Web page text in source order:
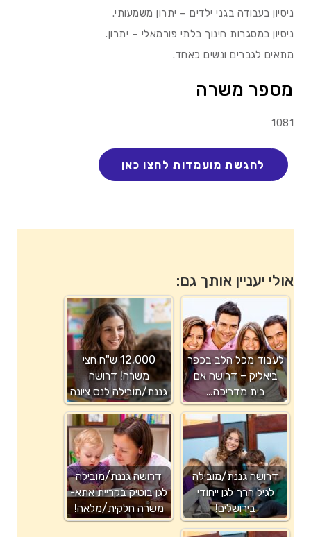
ניסיון בעבודה בגני ילדים – יתרון משמעותי.
ניסיון במסגרות חינוך בלתי פורמאלי – יתרון.
מתאים לגברים ונשים כאחד.
מספר משרה
1081
אולי יעניין אותך גם:
לעבוד מכל הלב בכפר
ביאליק – דרושה אם
בית מדריכה…
12,000 ש"ח חצי
משרה! דרושה
גננת/מובילה לנס ציונה
דרושה גננת/מובילה
לגיל הרך לגן ייחודי
בירושלים!
דרושה גננת/מובילה
לגן בוטיק בקריית אתא-
משרה חלקית/מלאה!